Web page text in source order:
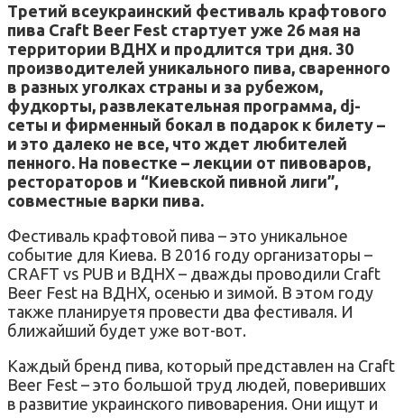
Третий всеукраинский фестиваль крафтового
пива Сraft Beer Fest стартует уже 26 мая на
территории ВДНХ и продлится три дня. 30
производителей уникального пива, сваренного
в разных уголках страны и за рубежом,
фудкорты, развлекательная программа, dj-
сеты и фирменный бокал в подарок к билету –
и это далеко не все, что ждет любителей
пенного. На повестке – лекции от пивоваров,
рестораторов и “Киевской пивной лиги”,
совместные варки пива.
Фестиваль крафтовой пива – это уникальное
событие для Киева. В 2016 году организаторы –
CRAFT vs PUB и ВДНХ – дважды проводили Craft
Beer Fest на ВДНХ, осенью и зимой. В этом году
также планируетя провести два фестиваля. И
ближайший будет уже вот-вот.
Каждый бренд пива, который представлен на Craft
Beer Fest – это большой труд людей, поверивших
в развитие украинского пивоварения. Они ищут и